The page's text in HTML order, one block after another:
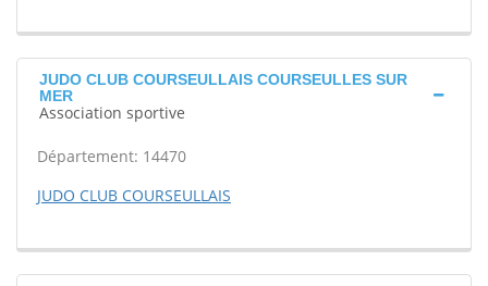
JUDO CLUB COURSEULLAIS COURSEULLES SUR
MER
Association sportive
Département: 14470
JUDO CLUB COURSEULLAIS